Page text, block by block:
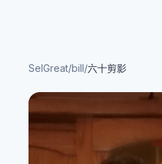
SelGreat/bill/六十剪影